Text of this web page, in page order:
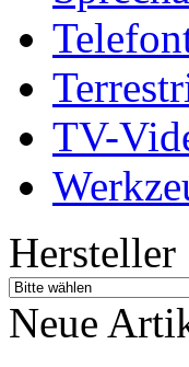
TV-
Hersteller
Neue